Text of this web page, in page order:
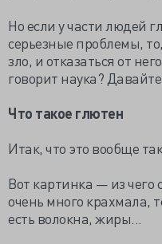
Но если у части людей
серьезные проблемы,
зло, и отказаться от
говорит наука?
Что такое глютен
Итак, что это вообще
Вот картинка — из
очень много крахмала,
есть волокна, жиры...